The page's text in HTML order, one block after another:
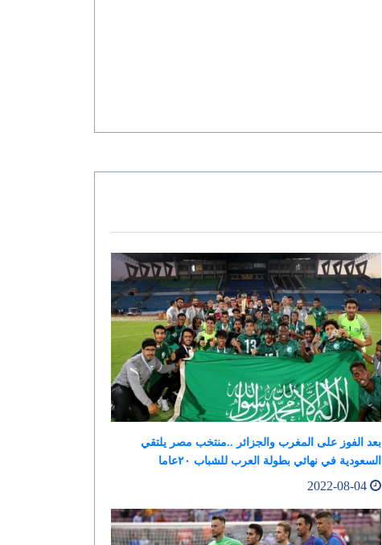
بعد الفوز على المغرب والجزائر ..منتخب مصر يلتقي
السعودية في نهائي بطولة العرب للشباب ٢٠عاما